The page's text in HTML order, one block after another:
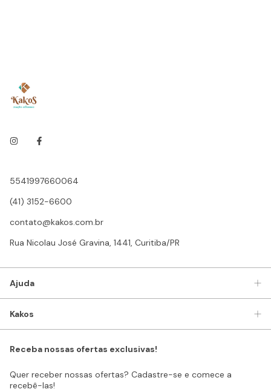
5541997660064
(41) 3152-6600
contato@kakos.com.br
Rua Nicolau José Gravina, 1441, Curitiba/PR
Ajuda
Kakos
Receba nossas ofertas exclusivas!
Quer receber nossas ofertas? Cadastre-se e comece a
recebê-las!